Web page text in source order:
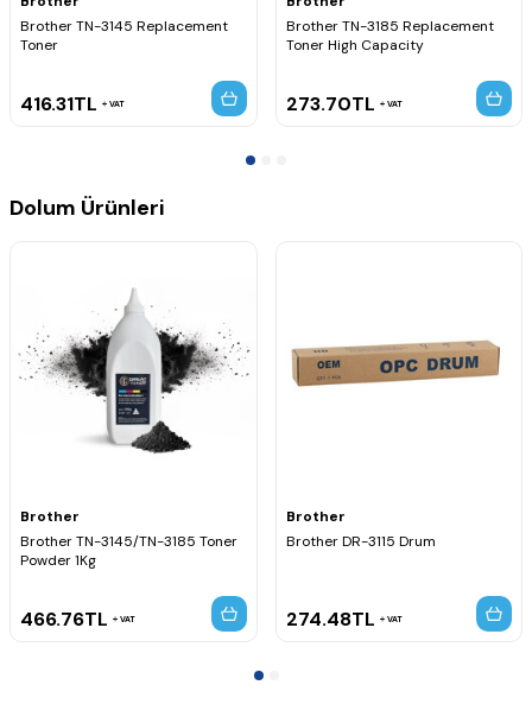
MFC-8860DN
MFC-8860N
MFC-8870DW
Brother DR3115 Siyah Orijinal Drum Ünitesi, yüksek baskı
kalitesi, uzun ömür ve güvenilir performans sunan orijinal drum
Brother TN-3145 Replacement
Toner
416.31TL VAT
Brother TN-3185 Replacement
Toner High Capacity
273.70TL VAT
Dolum Ürünleri
Brother
Brother TN-3145/TN-3185 Toner
Powder 1Kg
466.76TL VAT
Brother
Brother DR-3115 Drum
274.48TL VAT